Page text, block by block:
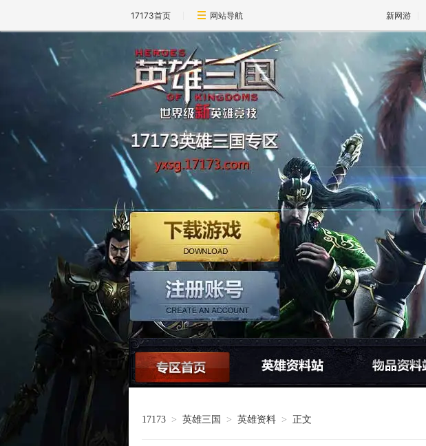
17173首页 网站导航 新网游
论坛交流
17173 > 英雄三国 > 英雄资料 > 正文